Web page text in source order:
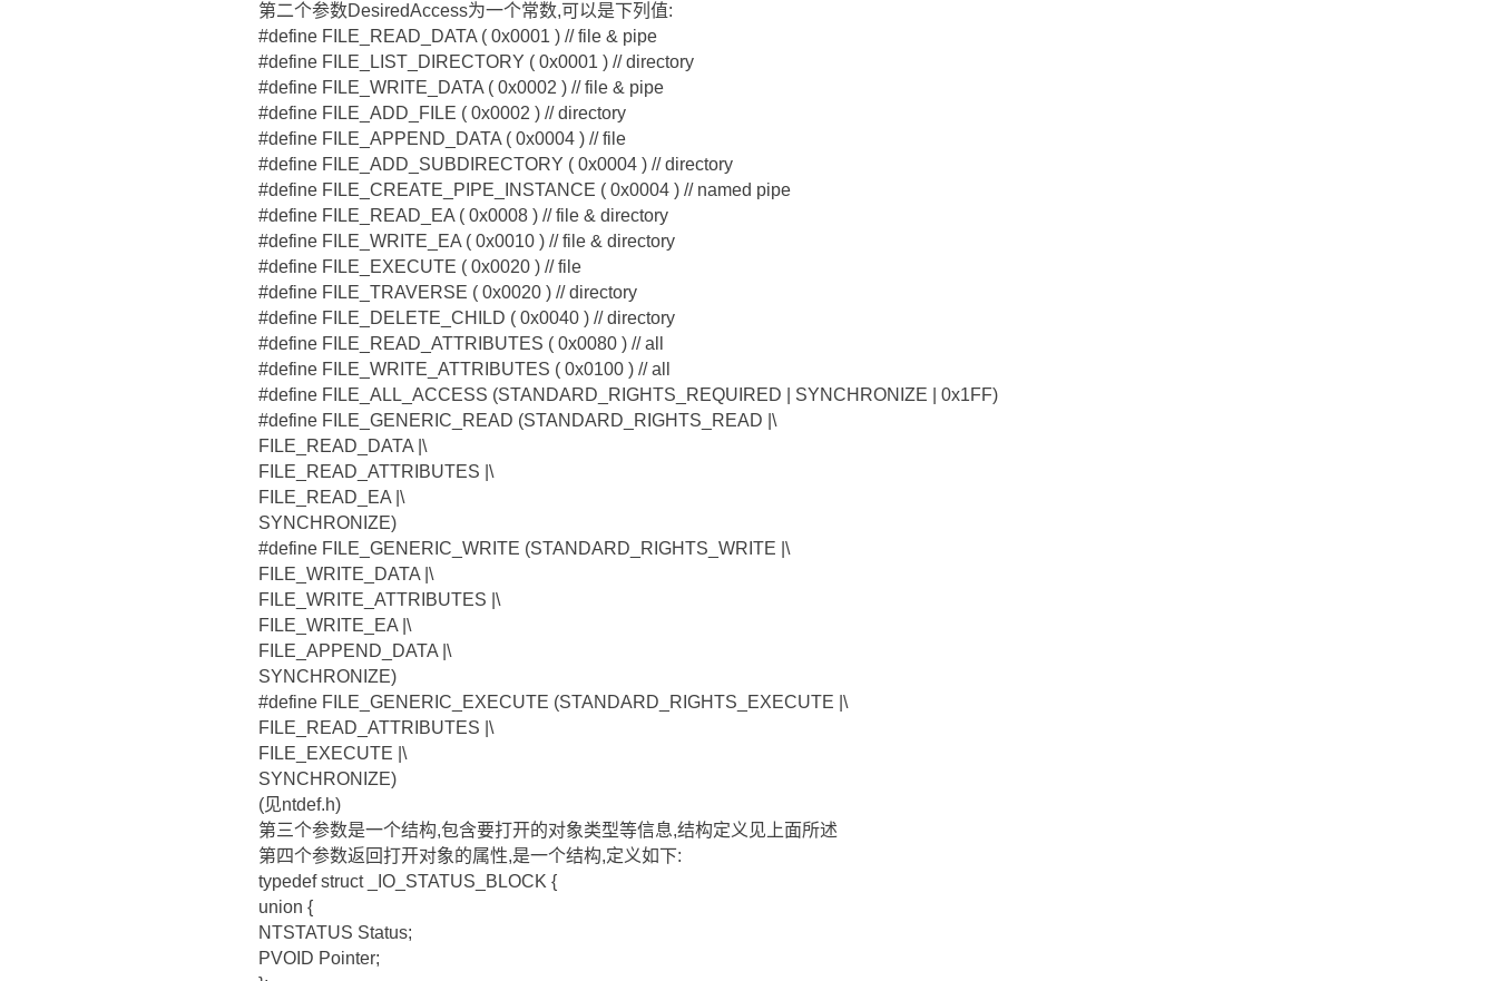
第二个参数DesiredAccess为一个常数,可以是下列值:
#define FILE_READ_DATA ( 0x0001 ) // file & pipe
#define FILE_LIST_DIRECTORY ( 0x0001 ) // directory
#define FILE_WRITE_DATA ( 0x0002 ) // file & pipe
#define FILE_ADD_FILE ( 0x0002 ) // directory
#define FILE_APPEND_DATA ( 0x0004 ) // file
#define FILE_ADD_SUBDIRECTORY ( 0x0004 ) // directory
#define FILE_CREATE_PIPE_INSTANCE ( 0x0004 ) // named pipe
#define FILE_READ_EA ( 0x0008 ) // file & directory
#define FILE_WRITE_EA ( 0x0010 ) // file & directory
#define FILE_EXECUTE ( 0x0020 ) // file
#define FILE_TRAVERSE ( 0x0020 ) // directory
#define FILE_DELETE_CHILD ( 0x0040 ) // directory
#define FILE_READ_ATTRIBUTES ( 0x0080 ) // all
#define FILE_WRITE_ATTRIBUTES ( 0x0100 ) // all
#define FILE_ALL_ACCESS (STANDARD_RIGHTS_REQUIRED | SYNCHRONIZE | 0x1FF)
#define FILE_GENERIC_READ (STANDARD_RIGHTS_READ |\
FILE_READ_DATA |\
FILE_READ_ATTRIBUTES |\
FILE_READ_EA |\
SYNCHRONIZE)
#define FILE_GENERIC_WRITE (STANDARD_RIGHTS_WRITE |\
FILE_WRITE_DATA |\
FILE_WRITE_ATTRIBUTES |\
FILE_WRITE_EA |\
FILE_APPEND_DATA |\
SYNCHRONIZE)
#define FILE_GENERIC_EXECUTE (STANDARD_RIGHTS_EXECUTE |\
FILE_READ_ATTRIBUTES |\
FILE_EXECUTE |\
SYNCHRONIZE)
(见ntdef.h)
第三个参数是一个结构,包含要打开的对象类型等信息,结构定义见上面所述
第四个参数返回打开对象的属性,是一个结构,定义如下:
typedef struct _IO_STATUS_BLOCK {
union {
NTSTATUS Status;
PVOID Pointer;